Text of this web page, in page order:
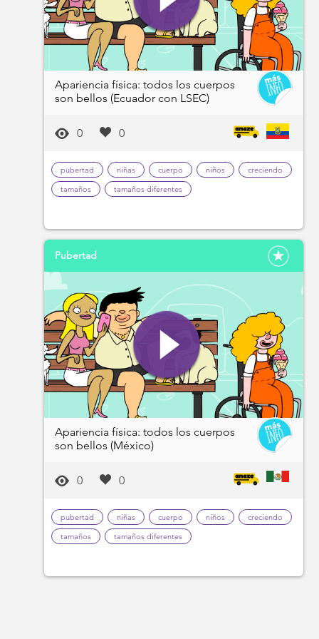
Apariencia física: todos los cuerpos
son bellos (Ecuador con LSEC)
0 0
pubertad niñas cuerpo niños
creciendo
tamaños
tamaños diferentes
Pubertad
Apariencia física: todos los cuerpos
son bellos (México)
0 0
pubertad niñas cuerpo niños
creciendo
tamaños
tamaños diferentes